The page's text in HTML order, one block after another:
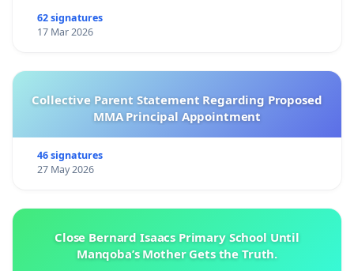
62 signatures
17 Mar 2026
Collective Parent Statement Regarding Proposed
MMA Principal Appointment
46 signatures
27 May 2026
Close Bernard Isaacs Primary School Until
Manqoba’s Mother Gets the Truth.